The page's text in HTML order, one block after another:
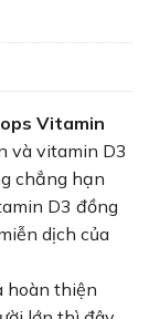
Vitamin
và vitamin D3
chẳng hạn
D3 đồng
dịch của
hoàn thiện